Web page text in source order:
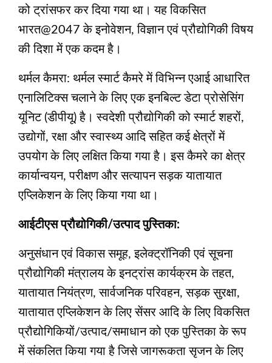
को ट्रांसफर कर दिया गया था। यह विकसित
भारत@2047 के इनोवेशन, विज्ञान एवं प्रौद्योगिकी विषय
की दिशा में एक कदम है।
थर्मल कैमरा: थर्मल स्मार्ट कैमरे में विभिन्न एआई आधारित
एनालिटिक्स चलाने के लिए एक इनबिल्ट डेटा प्रोसेसिंग
यूनिट (डीपीयू) है। स्वदेशी प्रौद्योगिकी को स्मार्ट शहरों,
उद्योगों, रक्षा और स्वास्थ्य आदि सहित कई क्षेत्रों में
उपयोग के लिए लक्षित किया गया है। इस कैमरे का क्षेत्र
कार्यान्वयन, परीक्षण और सत्यापन सड़क यातायात
एप्लिकेशन के लिए किया गया था।
आईटीएस प्रौद्योगिकी/उत्पाद पुस्तिका:
अनुसंधान एवं विकास समूह, इलेक्ट्रॉनिकी एवं सूचना
प्रौद्योगिकी मंत्रालय के इनट्रांस कार्यक्रम के तहत,
यातायात नियंत्रण, सार्वजनिक परिवहन, सड़क सुरक्षा,
यातायात एप्लिकेशन के लिए सेंसर आदि के लिए विकसित
प्रौद्योगिकियों/उत्पाद/समाधान को एक पुस्तिका के रूप
में संकलित किया गया है जिसे जागरूकता सृजन के लिए